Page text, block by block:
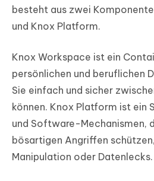
besteht aus zwei
und Knox Platform.
Knox Workspace ist ein
persönlichen und beruflichen
Sie einfach und sicher
können. Knox Platform ist ein
und Software-Mechanismen,
bösartigen Angriffen
Manipulation oder Datenlecks.